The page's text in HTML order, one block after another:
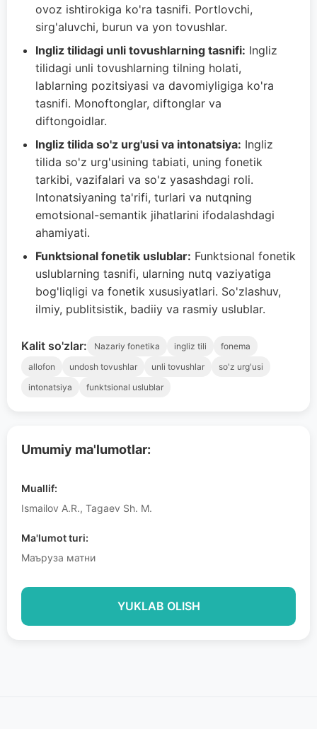
Umumiy ma'lumotlar:
Muallif:
Ismailov A.R., Tagaev Sh. M.
Ma'lumot turi:
Маъруза матни
YUKLAB OLISH
ovoz ishtirokiga ko'ra tasnifi. Portlovchi,
sirg'aluvchi, burun va yon tovushlar.
Ingliz tilidagi unli tovushlarning tasnifi: Ingliz
tilidagi unli tovushlarning tilning holati,
lablarning pozitsiyasi va davomiyligiga ko'ra
tasnifi. Monoftonglar, diftonglar va
diftongoidlar.
Ingliz tilida so'z urg'usi va intonatsiya: Ingliz
tilida so'z urg'usining tabiati, uning fonetik
tarkibi, vazifalari va so'z yasashdagi roli.
Intonatsiyaning ta'rifi, turlari va nutqning
emotsional-semantik jihatlarini ifodalashdagi
ahamiyati.
Funktsional fonetik uslublar: Funktsional fonetik
uslublarning tasnifi, ularning nutq vaziyatiga
bog'liqligi va fonetik xususiyatlari. So'zlashuv,
ilmiy, publitsistik, badiiy va rasmiy uslublar.
Kalit so'zlar: Nazariy fonetika ingliz tili
fonema
allofon
undosh tovushlar unli tovushlar
so'z urg'usi
intonatsiya
funktsional uslublar